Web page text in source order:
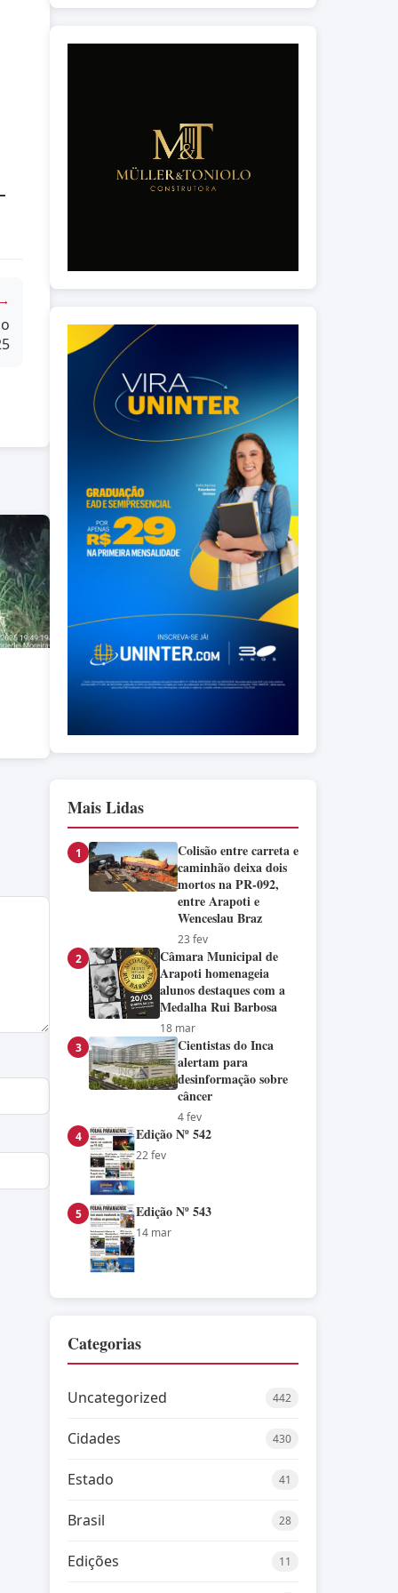
Mais Lidas
1
Colisão entre carreta e
caminhão deixa dois
mortos na PR-092,
entre Arapoti e
Wenceslau Braz
23 fev
2
Câmara Municipal de
Arapoti homenageia
alunos destaques com a
Medalha Rui Barbosa
18 mar
3
Cientistas do Inca
alertam para
desinformação sobre
câncer
4 fev
4
Edição Nº 542
22 fev
5 Edição Nº 543
14 mar
Categorias
Uncategorized 442
Cidades 430
Estado 41
Brasil 28
Edições 11